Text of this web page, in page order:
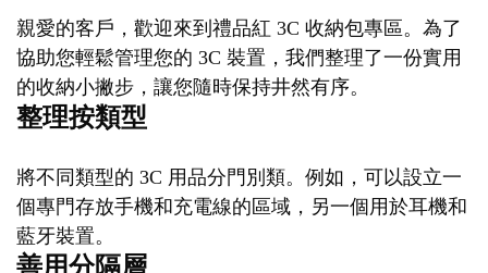
親愛的客戶，歡迎來到禮品紅 3C 收納包專區。為了
協助您輕鬆管理您的 3C 裝置，我們整理了一份實用
的收納小撇步，讓您隨時保持井然有序。
整理按類型
將不同類型的 3C 用品分門別類。例如，可以設立一
個專門存放手機和充電線的區域，另一個用於耳機和
藍牙裝置。
善用分隔層